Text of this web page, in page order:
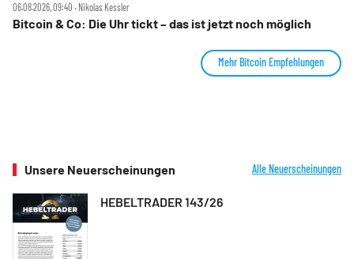
06.08.2026, 09:40 ‧ Nikolas Kessler
Bitcoin & Co: Die Uhr tickt – das ist jetzt noch möglich
Mehr Bitcoin Empfehlungen
Unsere Neuerscheinungen Alle Neuerscheinungen
HEBELTRADER 143/26